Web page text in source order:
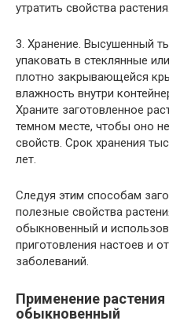
утратить свойства растения.
3. Хранение. Высушенный
упаковать в стеклянные
плотно закрывающейся
влажность внутри
Храните заготовленное
темном месте, чтобы оно
свойств. Срок хранения
лет.
Следуя этим способам
полезные свойства
обыкновенный и
приготовления настоев и
заболеваний.
Применение
обыкновенный